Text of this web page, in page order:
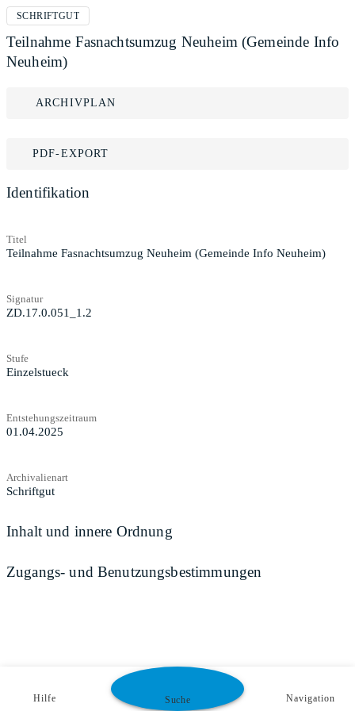
SCHRIFTGUT
Teilnahme Fasnachtsumzug Neuheim (Gemeinde Info
Neuheim)
ARCHIVPLAN
PDF-EXPORT
Identifikation
Titel
Teilnahme Fasnachtsumzug Neuheim (Gemeinde Info Neuheim)
Signatur
ZD.17.0.051_1.2
Stufe
Einzelstueck
Entstehungszeitraum
01.04.2025
Archivalienart
Schriftgut
Inhalt und innere Ordnung
Zugangs- und Benutzungsbestimmungen
Hilfe Suche Navigation